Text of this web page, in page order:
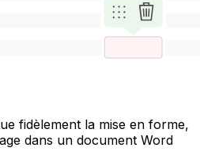
fidèlement la mise en forme,
dans un document Word